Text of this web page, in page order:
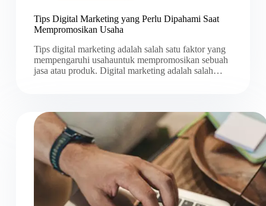
Tips Digital Marketing yang Perlu Dipahami Saat
Mempromosikan Usaha
Tips digital marketing adalah salah satu faktor yang
mempengaruhi usahauntuk mempromosikan sebuah
jasa atau produk. Digital marketing adalah salah…